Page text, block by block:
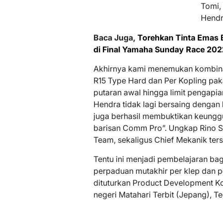
Tomi,
Baca Juga, Torehkan Tinta Emas
di Final Yamaha Sunday Race
Akhirnya kami menemukan
R15 Type Hard dan Per Kopling
putaran awal hingga limit
Hendra tidak lagi bersaing
juga berhasil membuktikan
barisan Comm Pro”. Ungkap Rino
Team, sekaligus Chief Mekanik
Tentu ini menjadi pembelajaran
perpaduan mutakhir per klep dan
dituturkan Product Development
negeri Matahari Terbit (Jepang),